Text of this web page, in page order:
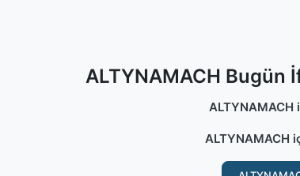
ALTYNAMACH Bugün
ALTYNAMACH